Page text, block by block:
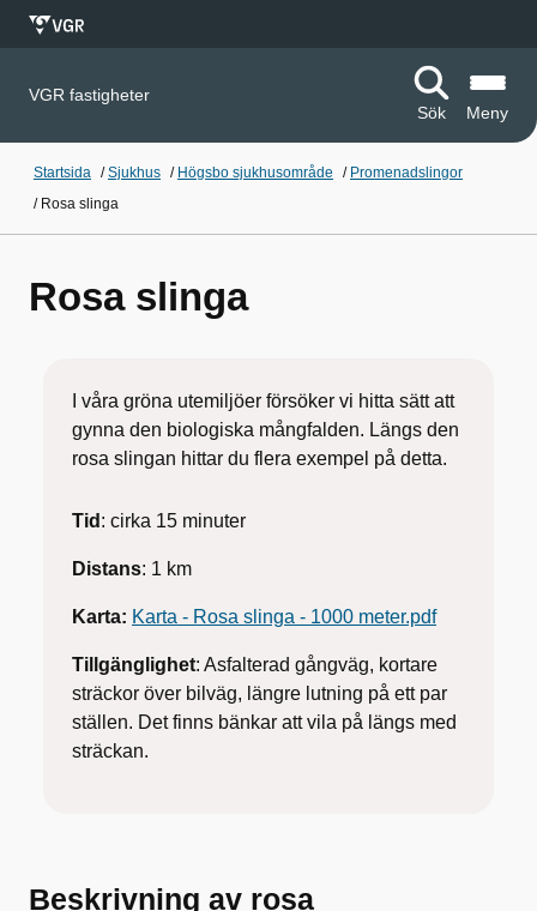
VGR fastigheter
Sök
Meny
Startsida /Sjukhus / Högsbo sjukhusområde / Promenadslingor
/ Rosa slinga
Rosa slinga
I våra gröna utemiljöer försöker vi hitta sätt att
gynna den biologiska mångfalden. Längs den
rosa slingan hittar du flera exempel på detta.
Tid : cirka 15 minuter
Distans: 1 km
Karta: Karta - Rosa slinga - 1000 meter.pdf
Tillgänglighet: Asfalterad gångväg, kortare
sträckor över bilväg, längre lutning på ett par
ställen. Det finns bänkar att vila på längs med
sträckan.
Beskrivning av rosa